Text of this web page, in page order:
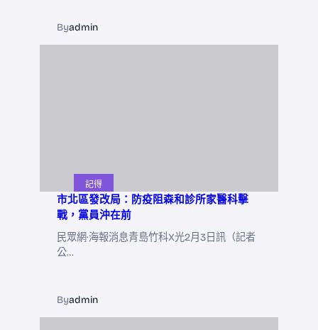
Byadmin
記得
市北區發改局：防疫阻森和診所家醫科擊
戰，黨員沖在前
民眾網·海報消息青島竹科X光2月3日訊（記者
公…
Byadmin